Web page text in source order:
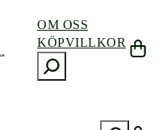
OM OSS
KÖPVILLKOR
ö